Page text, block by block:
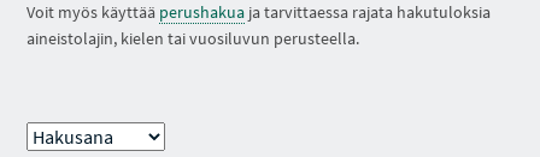
Voit myös käyttää perushakua ja tarvittaessa rajata hakutuloksia
aineistolajin, kielen tai vuosiluvun perusteella.